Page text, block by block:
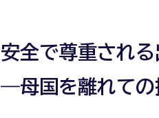
安全で尊重され
―母国を離れての